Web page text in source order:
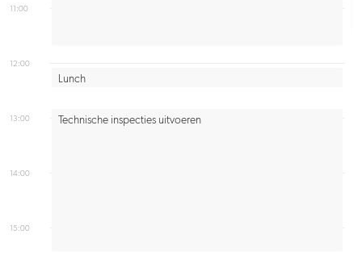
11:00
12:00
13:00
14:00
15:00
Lunch
Technische inspecties uitvoeren